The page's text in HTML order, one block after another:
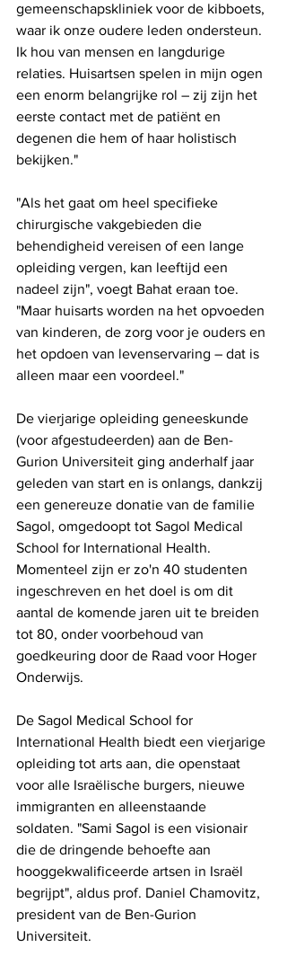
gemeenschapskliniek voor de kibboets,
waar ik onze oudere leden ondersteun.
Ik hou van mensen en langdurige
relaties. Huisartsen spelen in mijn ogen
een enorm belangrijke rol – zij zijn het
eerste contact met de patiënt en
degenen die hem of haar holistisch
bekijken."
"Als het gaat om heel specifieke
chirurgische vakgebieden die
behendigheid vereisen of een lange
opleiding vergen, kan leeftijd een
nadeel zijn", voegt Bahat eraan toe.
"Maar huisarts worden na het opvoeden
van kinderen, de zorg voor je ouders en
het opdoen van levenservaring – dat is
alleen maar een voordeel."
De vierjarige opleiding geneeskunde
(voor afgestudeerden) aan de Ben-
Gurion Universiteit ging anderhalf jaar
geleden van start en is onlangs, dankzij
een genereuze donatie van de familie
Sagol, omgedoopt tot Sagol Medical
School for International Health.
Momenteel zijn er zo'n 40 studenten
ingeschreven en het doel is om dit
aantal de komende jaren uit te breiden
tot 80, onder voorbehoud van
goedkeuring door de Raad voor Hoger
Onderwijs.
De Sagol Medical School for
International Health biedt een vierjarige
opleiding tot arts aan, die openstaat
voor alle Israëlische burgers, nieuwe
immigranten en alleenstaande
soldaten. "Sami Sagol is een visionair
die de dringende behoefte aan
hooggekwalificeerde artsen in Israël
begrijpt", aldus prof. Daniel Chamovitz,
president van de Ben-Gurion
Universiteit.